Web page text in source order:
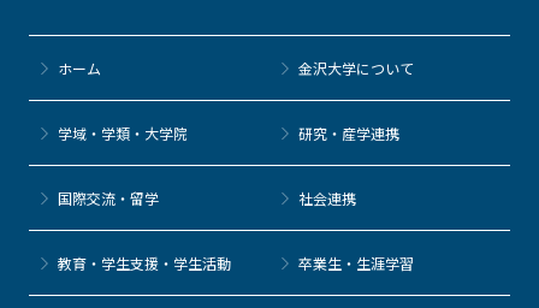
ホーム 金沢大学について
学域・学類・大学院 研究・産学連携
国際交流・留学 社会連携
教育・学生支援・学生活動 卒業生・生涯学習